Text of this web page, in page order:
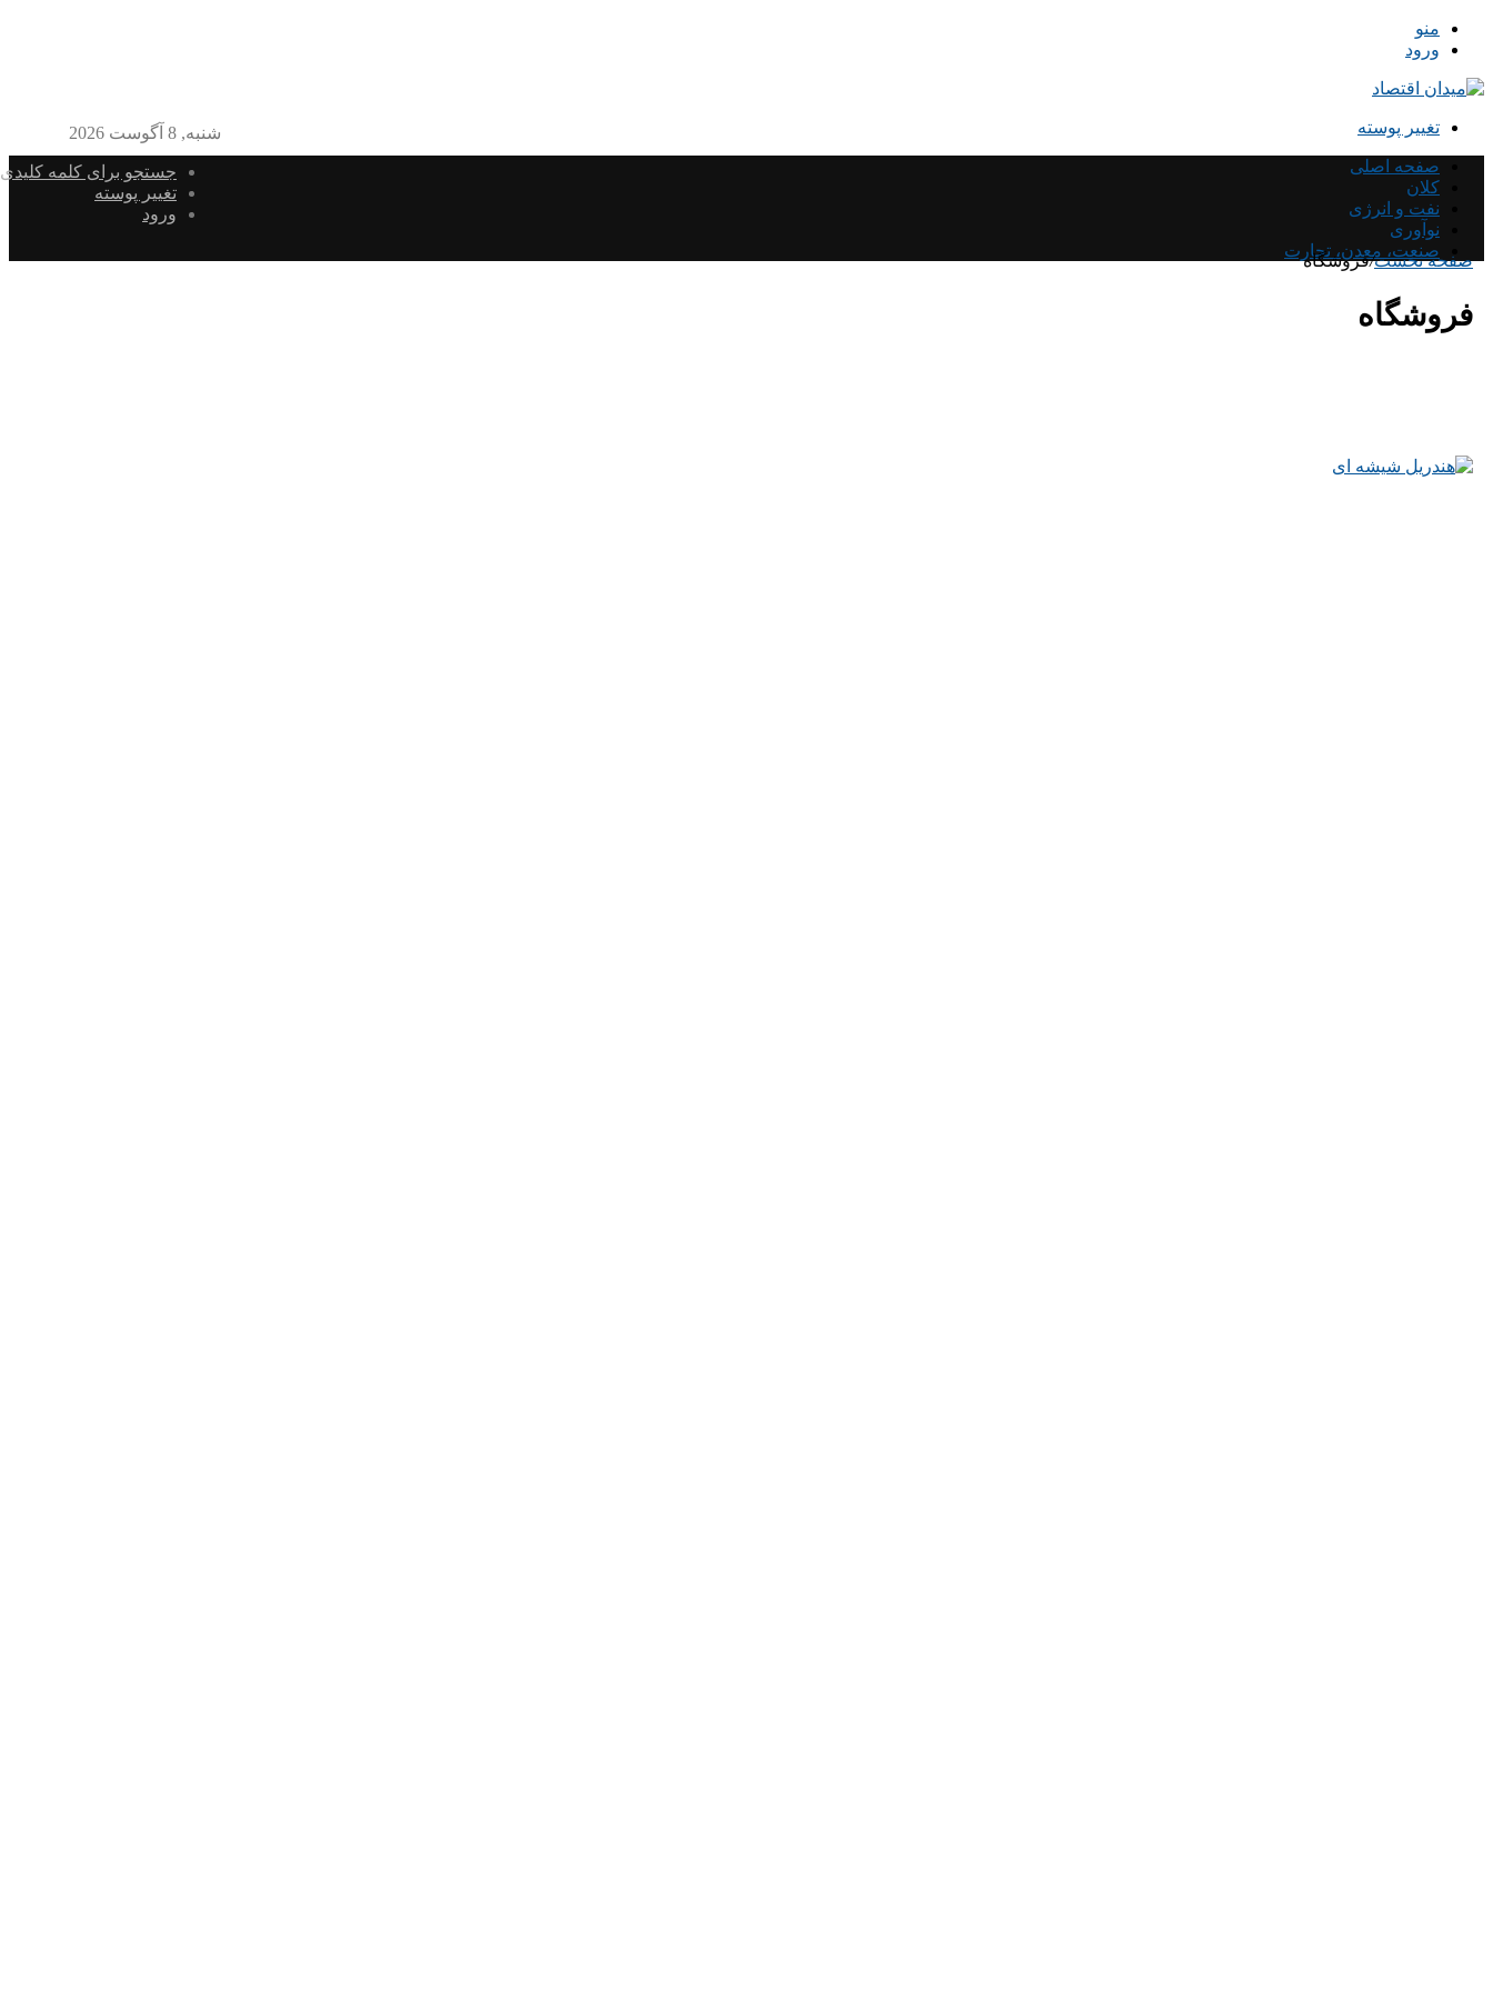
منو
ورود
تغییر پوسته
صفحه اصلی
کلان
نفت و انرژی
نوآوری
صنعت، معدن، تجارت
شنبه, 8 آگوست 2026
جستجو برای کلمه کلیدی
تغییر پوسته
ورود
صفحه نخست/فروشگاه
فروشگاه